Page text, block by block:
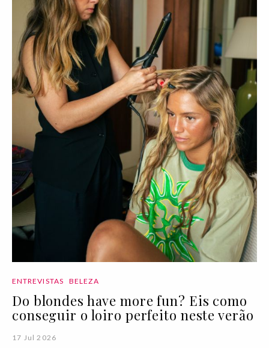
ENTREVISTAS BELEZA
Do blondes have more fun? Eis como
conseguir o loiro perfeito neste verão
17 Jul 2026